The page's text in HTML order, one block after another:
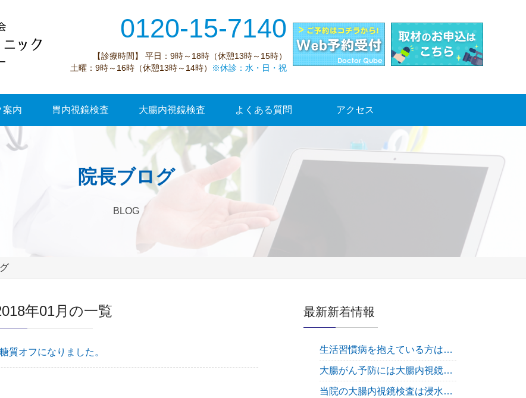
0120-15-7140
【診療時間】 平日：9時～18時（休憩13時～15時）
土曜：9時～16時（休憩13時～14時）
※休診：水・日・祝
案内 胃内視鏡検査 大腸内視鏡検査 よくある質問 アクセス
院長ブログ
BLOG
年01月の一覧
質オフになりました。
最新新着情報
生活習慣病を抱えている方は大腸内視鏡検査は必須です
大腸がん予防には大腸内視鏡検査を受けるしかありません！
当院の大腸内視鏡検査は浸水法で行っています。